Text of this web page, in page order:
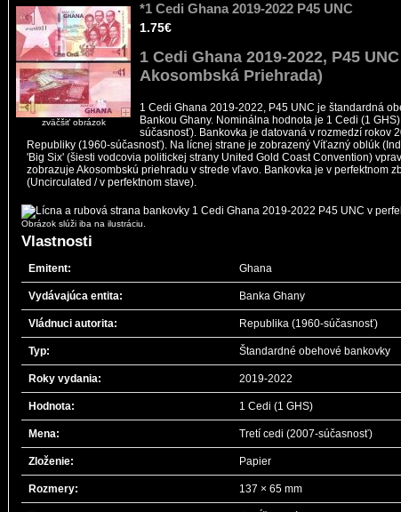
zväčšiť obrázok
*1 Cedi Ghana 2019-2022 P45 UNC
1.75€
1 Cedi Ghana 2019-2022, P45
Akosombská Priehrada)
1 Cedi Ghana 2019-2022, P45 UNC je štandardná
Bankou Ghany. Nominálna hodnota je 1 Cedi (1
súčasnosť). Bankovka je datovaná v rozmedzí rokov
Republiky (1960-súčasnosť). Na lícnej strane je zobrazený Víťazný oblúk
'Big Six' (šiesti vodcovia politickej strany United Gold Coast Convention)
zobrazuje Akosombskú priehradu v strede vľavo. Bankovka je v perfektnom
(Uncirculated / v perfektnom stave).
Obrázok slúži iba na ilustráciu.
Vlastnosti
Emitent: Ghana
Vydávajúca entita: Banka Ghany
Vládnuci autorita: Republika (1960-súčasnosť)
Typ: Štandardné obehové bankovky
Roky vydania: 2019-2022
Hodnota: 1 Cedi (1 GHS)
Mena: Tretí cedi (2007-súčasnosť)
Zloženie: Papier
Rozmery: 137 × 65 mm